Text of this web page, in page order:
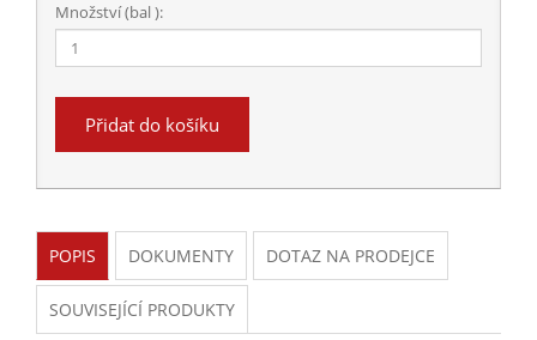
Množství (bal ):
Přidat do košíku
POPIS DOKUMENTY DOTAZ NA PRODEJCE
SOUVISEJÍCÍ PRODUKTY